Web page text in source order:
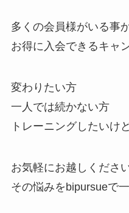
多くの会員様がいる事
お得に入会できるキャ
変わりたい方
一人では続かない方
トレーニングしたいけ
お気軽にお越しくださ
その悩みをbipursueで